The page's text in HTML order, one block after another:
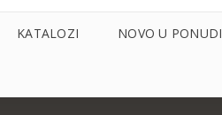
KATALOZI NOVO U PONUDI